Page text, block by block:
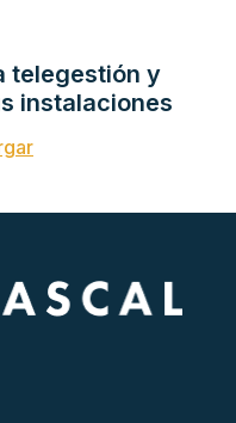
telegestión y
instalaciones